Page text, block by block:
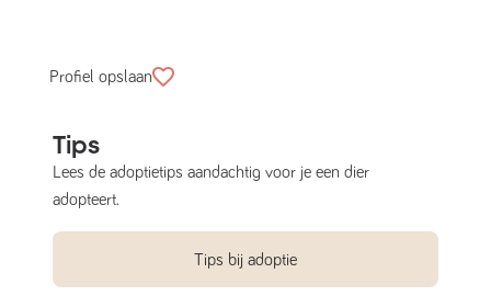
Profiel opslaan
Tips
Lees de adoptietips aandachtig voor je een dier
adopteert.
Tips bij adoptie